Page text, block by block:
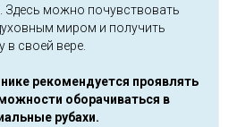
Здесь можно почувствовать
миром и получить
в своей вере.
рекомендуется проявлять
оборачиваться в
рубахи.